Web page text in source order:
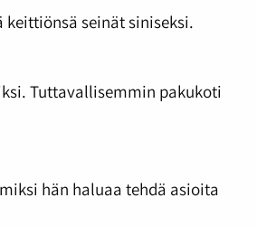
seinät siniseksi.
Tuttavallisemmin pakukoti
hän haluaa tehdä asioita